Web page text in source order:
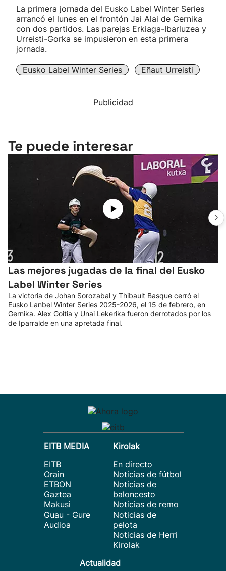
La primera jornada del Eusko Label Winter Series
arrancó el lunes en el frontón Jai Alai de Gernika
con dos partidos. Las parejas Erkiaga-Ibarluzea y
Urreisti-Gorka se impusieron en esta primera
jornada.
Eusko Label Winter Series Eñaut Urreisti
Publicidad
Te puede interesar
Las mejores jugadas de la final del Eusko
Label Winter Series
La victoria de Johan Sorozabal y Thibault Basque cerró el
Eusko Lanbel Winter Series 2025-2026, el 15 de febrero, en
Gernika. Alex Goitia y Unai Lekerika fueron derrotados por los
de Iparralde en una apretada final.
EITB MEDIA
EITB
Orain
ETBON
Gaztea
Makusi
Guau - Gure
Audioa
Kirolak
En directo
Noticias de fútbol
Noticias de
baloncesto
Noticias de remo
Noticias de
pelota
Noticias de Herri
Kirolak
Actualidad